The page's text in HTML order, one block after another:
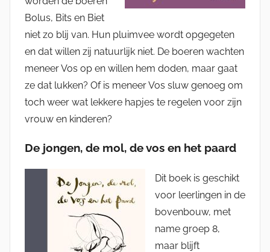
Bolus, Bits en Biet
niet zo blij van. Hun pluimvee wordt opgegeten
en dat willen zij natuurlijk niet. De boeren wachten
meneer Vos op en willen hem doden, maar gaat
ze dat lukken? Of is meneer Vos sluw genoeg om
toch weer wat lekkere hapjes te regelen voor zijn
vrouw en kinderen?
De jongen, de mol, de vos en het paard
Dit boek is geschikt
voor leerlingen in de
bovenbouw, met
name groep 8,
maar blijft